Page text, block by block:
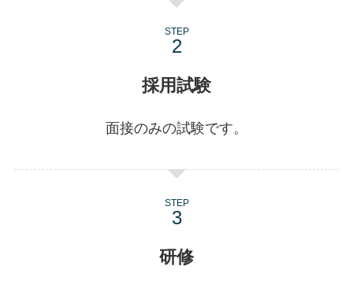
STEP
採用試験
面接のみの試験です。
STEP
研修